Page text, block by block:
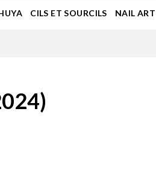
CILS ET SOURCILS NAIL ART